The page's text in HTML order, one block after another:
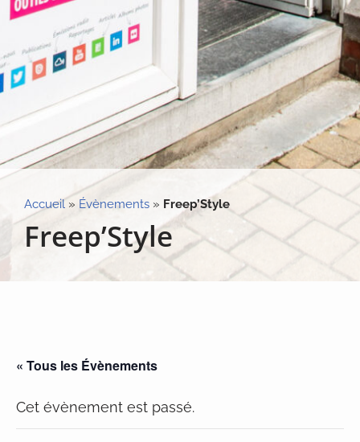
Accueil» Évènements » Freep’Style
Freep’Style
« Tous les Évènements
Cet évènement est passé.